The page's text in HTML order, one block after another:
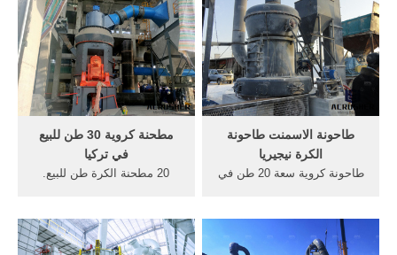
schooltalk.mx. مطحنة كروية,
وزن الكرة, الانتاج (طن في
الساعة) الطاقة (كيلو واط)
الوزن, الاسمنت مطحنة الكرة
سعر شركة طاحونة الأسمنت
للبيع الهند YouTube 12 أيار
(مايو ...
طن في الساعة الكرة مطحنة
الذهب سحق . الكرة مطحنة 20
طن في الساعة 16 50 طن /
ساعة الفك محطم طن 1000,
روك قواطع │ النبات . ا
مطحنة كروية 30 طن للبيع
في تركيا
20 مطحنة الكرة طن للبيع.
محطم لسحق الثانوي مطحنة
الكرة لطحن تستخدم 1000, 20
طاحونة الاسمنت طاحونة
الكرة نيجيريا
طاحونة كروية سعة 20 طن في
الهند في الهند مطحنة الكرة
طن واحد في الساعة.